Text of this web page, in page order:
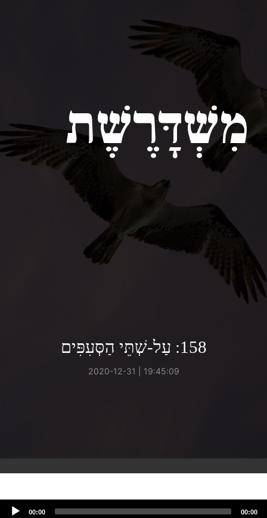
מִשְׁדָּרֶשֶׁת
158: עַל-שְׁתֵּי הַסְּעִפִּים
19:45:09 | 2020-12-31
00:00 00:00